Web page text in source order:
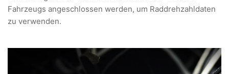
Fahrzeugs angeschlossen werden, um Raddrehzahldaten
zu verwenden.